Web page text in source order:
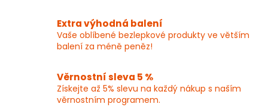
Extra výhodná balení
Vaše oblíbené bezlepkové produkty ve větším
balení za méně peněz!
Věrnostní sleva 5 %
Získejte až 5% slevu na každý nákup s naším
věrnostním programem.